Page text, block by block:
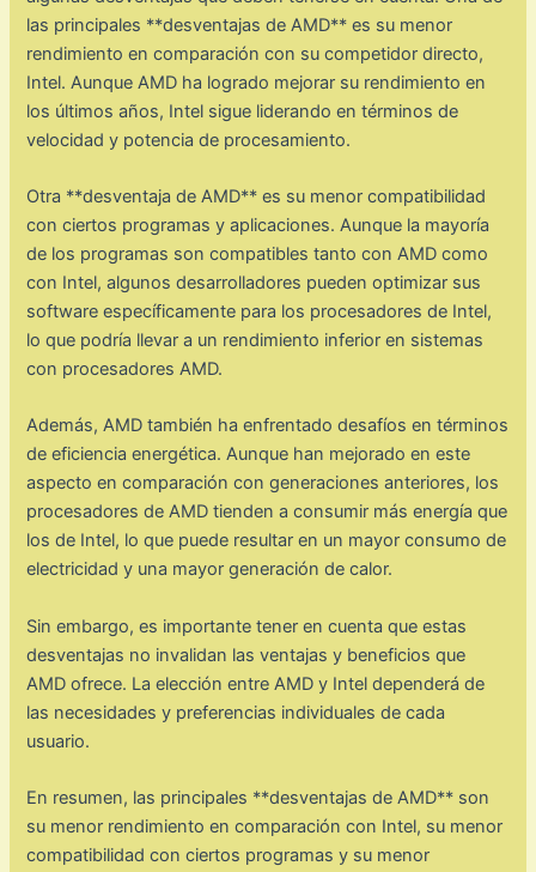
las principales **desventajas de AMD** es su menor
rendimiento en comparación con su competidor directo,
Intel. Aunque AMD ha logrado mejorar su rendimiento en
los últimos años, Intel sigue liderando en términos de
velocidad y potencia de procesamiento.
Otra **desventaja de AMD** es su menor compatibilidad
con ciertos programas y aplicaciones. Aunque la mayoría
de los programas son compatibles tanto con AMD como
con Intel, algunos desarrolladores pueden optimizar sus
software específicamente para los procesadores de Intel,
lo que podría llevar a un rendimiento inferior en sistemas
con procesadores AMD.
Además, AMD también ha enfrentado desafíos en términos
de eficiencia energética. Aunque han mejorado en este
aspecto en comparación con generaciones anteriores, los
procesadores de AMD tienden a consumir más energía que
los de Intel, lo que puede resultar en un mayor consumo de
electricidad y una mayor generación de calor.
Sin embargo, es importante tener en cuenta que estas
desventajas no invalidan las ventajas y beneficios que
AMD ofrece. La elección entre AMD y Intel dependerá de
las necesidades y preferencias individuales de cada
usuario.
En resumen, las principales **desventajas de AMD** son
su menor rendimiento en comparación con Intel, su menor
compatibilidad con ciertos programas y su menor